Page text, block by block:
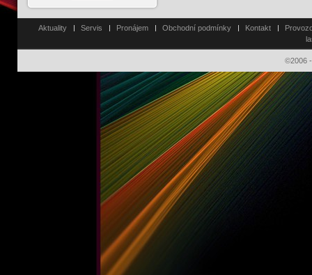
Aktuality Servis Pronájem Obchodní podmínky Kontakt
©2006